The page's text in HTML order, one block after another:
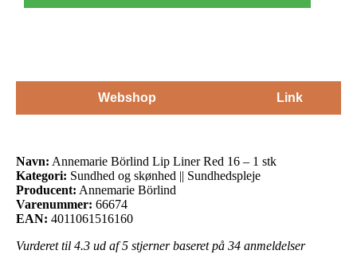
Webshop Link
Navn: Annemarie Börlind Lip Liner Red 16 – 1 stk
Kategori: Sundhed og skønhed || Sundhedspleje
Producent: Annemarie Börlind
Varenummer: 66674
EAN: 4011061516160
Vurderet til 4.3 ud af 5 stjerner baseret på 34 anmeldelser